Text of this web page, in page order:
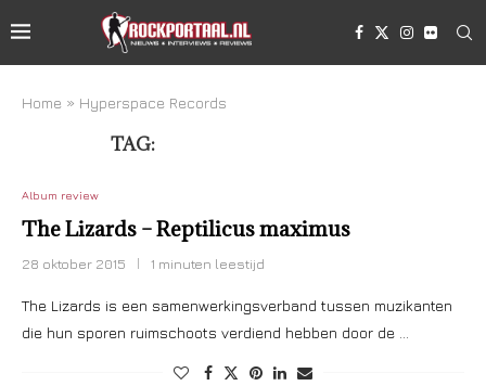
Home » Hyperspace Records
TAG:
Album review
The Lizards – Reptilicus maximus
28 oktober 2015 1 minuten leestijd
The Lizards is een samenwerkingsverband tussen muzikanten
die hun sporen ruimschoots verdiend hebben door de …